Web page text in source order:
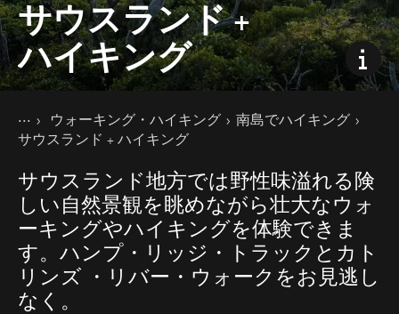
サウスランド +
ハイキング
現在のページ
ホーム
ニュージーランドの楽しみ方
ウォーキング・ハイキング
南島でハイキング
サウスランド + ハイキング
サウスランド地方では野性味溢れる険
しい自然景観を眺めながら壮大なウォ
ーキングやハイキングを体験できま
す。ハンプ・リッジ・トラックとカト
リンズ ・リバー・ウォークをお見逃し
なく。